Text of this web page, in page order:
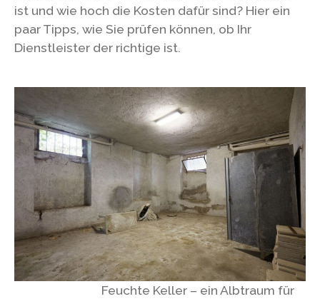
Feuchte Keller – ein Albtraum für
ist und wie hoch die Kosten dafür sind? Hier ein
paar Tipps, wie Sie prüfen können, ob Ihr
Dienstleister der richtige ist.